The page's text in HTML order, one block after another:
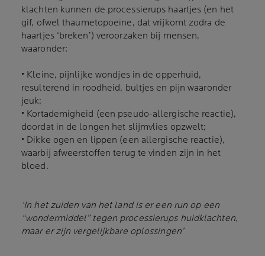
klachten kunnen de processierups haartjes (en het
gif, ofwel thaumetopoeïne, dat vrijkomt zodra de
haartjes ‘breken’) veroorzaken bij mensen,
waaronder:
• Kleine, pijnlijke wondjes in de opperhuid,
resulterend in roodheid, bultjes en pijn waaronder
jeuk;
• Kortademigheid (een pseudo-allergische reactie),
doordat in de longen het slijmvlies opzwelt;
• Dikke ogen en lippen (een allergische reactie),
waarbij afweerstoffen terug te vinden zijn in het
bloed.
‘In het zuiden van het land is er een run op een
“wondermiddel” tegen processierups huidklachten,
maar er zijn vergelijkbare oplossingen’